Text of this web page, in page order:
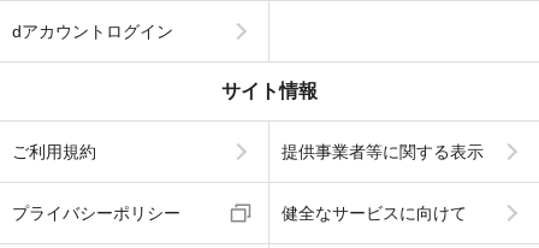
dアカウントログイン
サイト情報
ご利用規約 提供事業者等に関する表示
プライバシーポリシー 健全なサービスに向けて